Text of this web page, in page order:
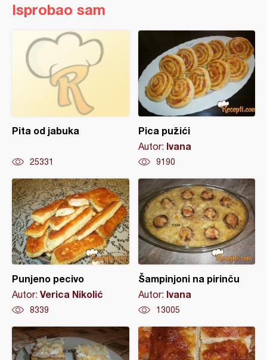
Isprobao sam
Pita od jabuka
25331
Pica pužići
Autor: Ivana
9190
Punjeno pecivo
Autor: Verica Nikolić
8339
Šampinjoni na pirinču
Autor: Ivana
13005